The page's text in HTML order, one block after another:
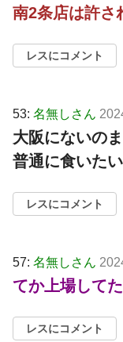
南2条店は許さ
レスにコメント
53: 名無しさん
大阪にないの
普通に食いた
レスにコメント
57: 名無しさん
てか上場して
レスにコメント